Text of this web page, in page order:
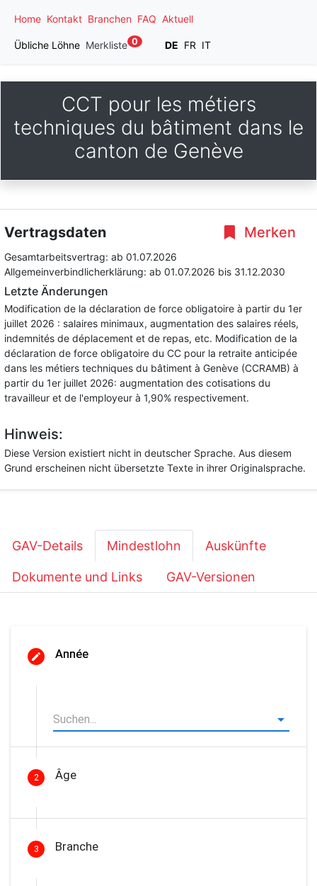
Home Kontakt Branchen FAQ Aktuell
Übliche Löhne Merkliste 0 DE FR IT
CCT pour les métiers
techniques du bâtiment dans le
canton de Genève
Merken
Vertragsdaten
Gesamtarbeitsvertrag: ab 01.07.2026
Allgemeinverbindlicherklärung: ab 01.07.2026 bis 31.12.2030
Letzte Änderungen
Modification de la déclaration de force obligatoire à partir du 1er
juillet 2026 : salaires minimaux, augmentation des salaires réels,
indemnités de déplacement et de repas, etc. Modification de la
déclaration de force obligatoire du CC pour la retraite anticipée
dans les métiers techniques du bâtiment à Genève (CCRAMB) à
partir du 1er juillet 2026: augmentation des cotisations du
travailleur et de l'employeur à 1,90% respectivement.
Hinweis:
Diese Version existiert nicht in deutscher Sprache. Aus diesem
Grund erscheinen nicht übersetzte Texte in ihrer Originalsprache.
GAV-Details Mindestlohn Auskünfte
Dokumente und Links GAV-Versionen
Année
2 Âge
3 Branche